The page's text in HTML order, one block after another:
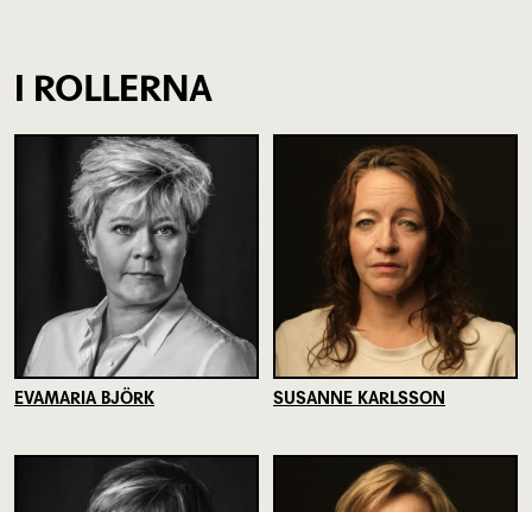
I ROLLERNA
EVAMARIA BJÖRK SUSANNE KARLSSON